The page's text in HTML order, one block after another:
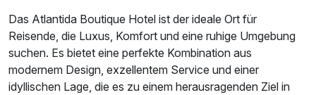
Das Atlantida Boutique Hotel ist der ideale Ort für
Reisende, die Luxus, Komfort und eine ruhige Umgebung
suchen. Es bietet eine perfekte Kombination aus
modernem Design, exzellentem Service und einer
idyllischen Lage, die es zu einem herausragenden Ziel in